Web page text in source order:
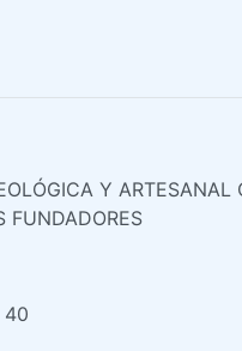
Y ARTESANAL
FUNDADORES
40